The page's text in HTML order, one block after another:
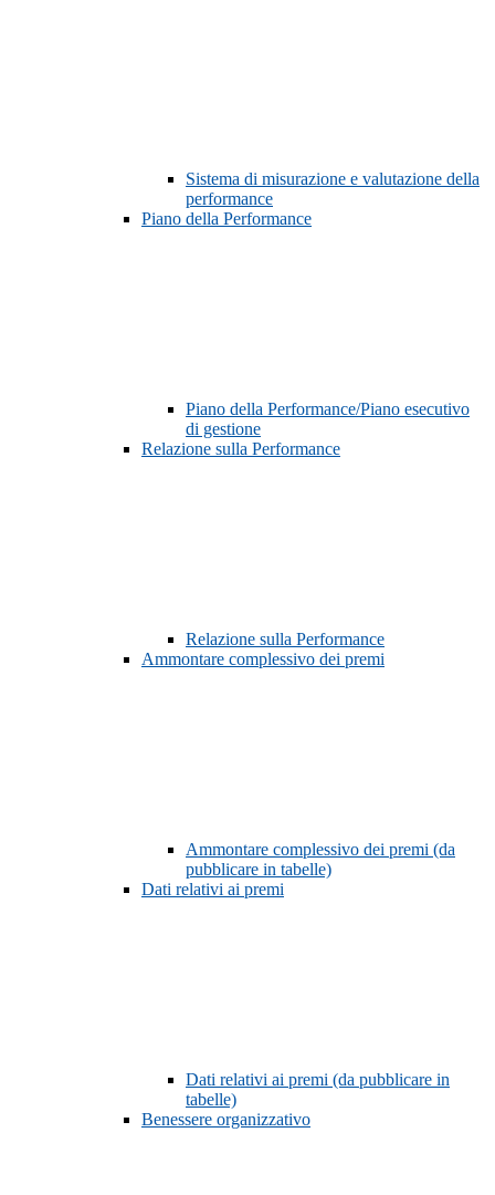
Sistema di misurazione e valutazione della
performance
Piano della Performance
Piano della Performance/Piano esecutivo
di gestione
Relazione sulla Performance
Relazione sulla Performance
Ammontare complessivo dei premi
Ammontare complessivo dei premi (da
pubblicare in tabelle)
Dati relativi ai premi
Dati relativi ai premi (da pubblicare in
tabelle)
Benessere organizzativo